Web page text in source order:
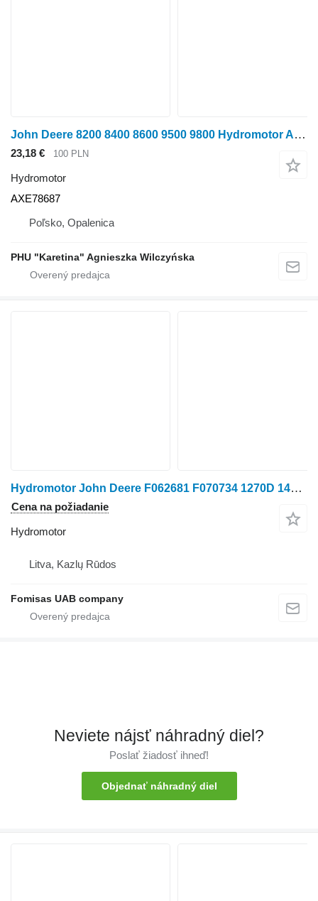
John Deere 8200 8400 8600 9500 9800 Hydromotor AXE78687 na kolesového traktora John Deere 8200 ,8400, 8600, 9500, 9800
23,18 € 100 PLN
Hydromotor
AXE78687
Poľsko, Opalenica
PHU "Karetina" Agnieszka Wilczyńska
Hydromotor John Deere F062681 F070734 1270D 1470D na kolesového traktora
Cena na požiadanie
Hydromotor
Litva, Kazlų Rūdos
Fomisas UAB company
Neviete nájsť náhradný diel?
Poslať žiadosť ihneď!
Objednať náhradný diel